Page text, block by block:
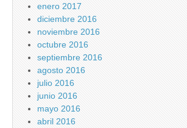
enero 2017
diciembre 2016
noviembre 2016
octubre 2016
septiembre 2016
agosto 2016
julio 2016
junio 2016
mayo 2016
abril 2016